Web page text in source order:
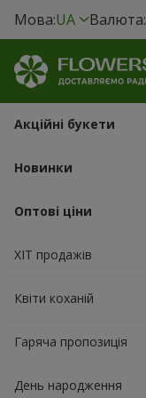
Мова:UA Валюта:
Акційні букети
Новинки
Оптові ціни
ХІТ продажів
Квіти коханій
Гаряча пропозиція
День народження